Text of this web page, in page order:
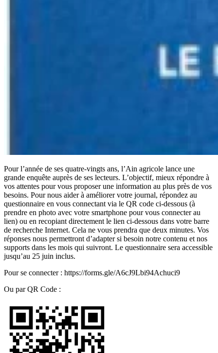
Pour l’année de ses quatre-vingts ans, l’Ain agricole lance une
grande enquête auprès de ses lecteurs. L’objectif, mieux répondre à
vos attentes pour vous proposer une information au plus près de vos
besoins. Pour nous aider à améliorer votre journal, répondez au
questionnaire en vous connectant via le QR code ci-dessous (à
prendre en photo avec votre smartphone pour vous connecter au
lien) ou en recopiant directement le lien ci-dessous dans votre barre
de recherche Internet. Cela ne vous prendra que deux minutes. Vos
réponses nous permettront d’adapter si besoin notre contenu et nos
supports dans les mois qui suivront. Le questionnaire sera accessible
jusqu’au 25 juin inclus.
Pour se connecter : https://forms.gle/A6cJ9Lbi94Achuci9
Ou par QR Code :